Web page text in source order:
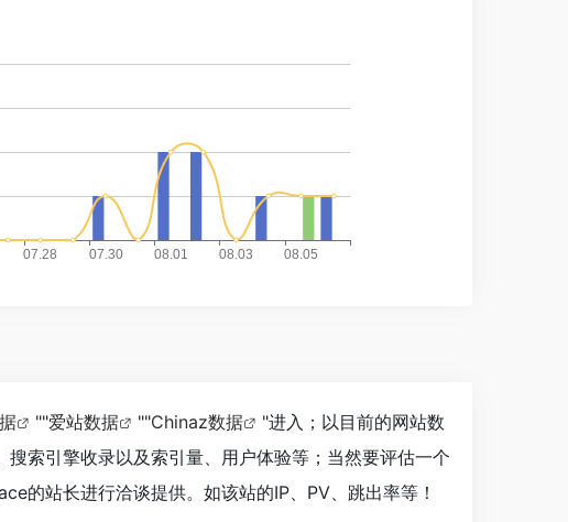
""爱站数据 ""Chinaz数据
"进入；以目前的网站数
索引擎收录以及索引量、用户体验等；当然要评估一个
的站长进行洽谈提供。如该站的IP、PV、跳出率等！